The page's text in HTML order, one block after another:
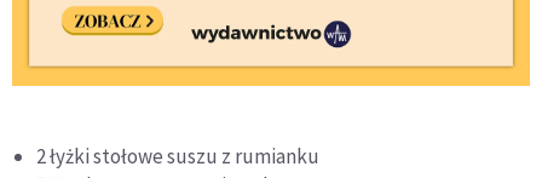
2 łyżki stołowe suszu z rumianku